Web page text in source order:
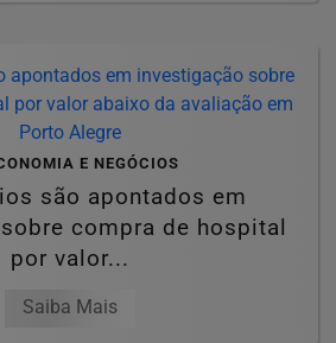
E NEGÓCIOS
são apontados em
compra de hospital
por valor...
Saiba Mais